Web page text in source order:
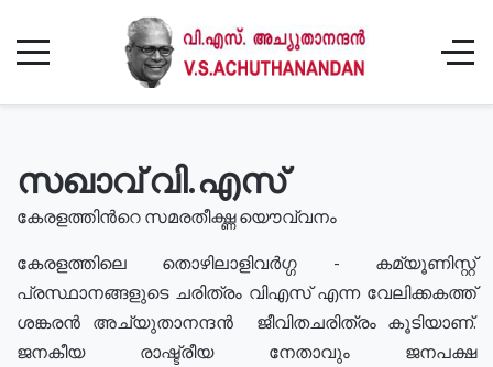
സഖാവ് വി.എസ്
കേരളത്തിൻറെ സമരതീക്ഷ്ണ യൌവ്വനം
കേരളത്തിലെ തൊഴിലാളിവർഗ്ഗ - കമ്യൂണിസ്റ്റ്
പ്രസ്ഥാനങ്ങളുടെ ചരിത്രം വിഎസ് എന്ന വേലിക്കകത്ത്
ശങ്കരൻ അച്യുതാനന്ദൻ ജീവിതചരിത്രം കൂടിയാണ്.
ജനകീയ രാഷ്ട്രീയ നേതാവും ജനപക്ഷ